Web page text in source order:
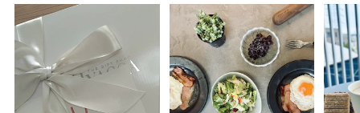
#hyacca #結婚祝い
ありがとうございました
#hyacca #結婚祝い
#お祝い #プレゼント
いい
#結婚
淡色
結婚
色イ